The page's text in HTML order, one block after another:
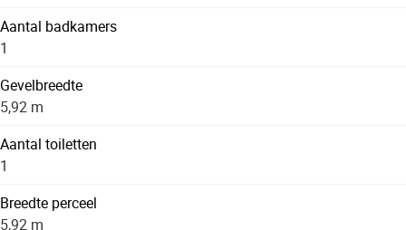
Aantal badkamers
1
Gevelbreedte
5,92 m
Aantal toiletten
1
Breedte perceel
5,92 m